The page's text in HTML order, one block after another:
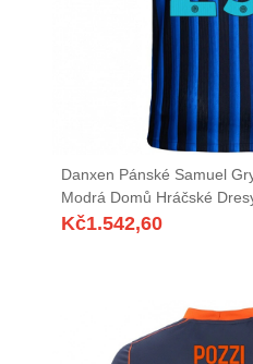
Danxen Pánské Samuel
Modrá Domů Hráčské
Kč1.542,60